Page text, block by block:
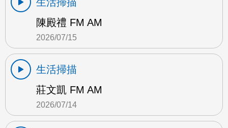
陳殿禮 FM AM
2026/07/15
生活掃描
莊文凱 FM AM
2026/07/14